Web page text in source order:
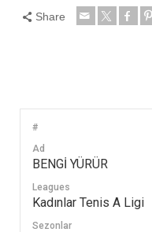
Share
#
Ad
BENGİ YÜRÜR
Leagues
Kadınlar Tenis A Ligi
Sezonlar